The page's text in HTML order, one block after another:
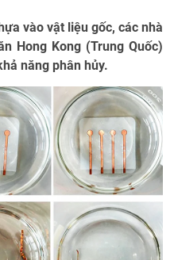
vào vật liệu gốc, các nhà
Hong Kong (Trung Quốc)
năng phân hủy.